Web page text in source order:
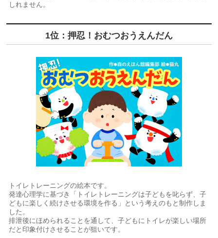
しれません。
1位：押忍！おむつおうえんだん
トイレトレーニングの絵本です。
発達心理学に基づき「トイレトレーニングは子どもを叱らず、子
どもに楽しく続けさせる環境を作る」という考えのもと制作しま
した。
排泄後にほめられることを通して、子どもにトイレが楽しい場所
だと印象付けさせることが狙いです。